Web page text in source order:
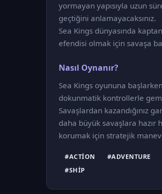
yormayan yapısıyla uzun
geçtiğini anlamayacaksınız.
Sea Kings dünyasında
efendisi olmak için savaşa
Nasıl Oynanır?
Sea Kings oyununa
dokunmatik kontrollerle
Savaşlardan kazandığınız
daha büyük savaşlara hazır
korumak için stratejik
#ACTION #ADVENTURE
#SHIP